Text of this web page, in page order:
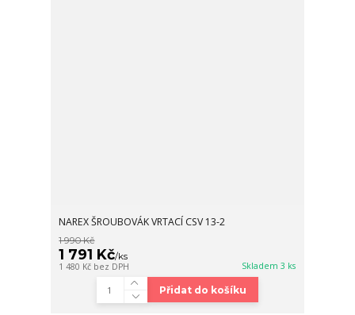
NAREX ŠROUBOVÁK VRTACÍ CSV 13-2
1 990 Kč
1 791 Kč/ks
1 480 Kč bez DPH Skladem 3 ks
Přidat do košíku